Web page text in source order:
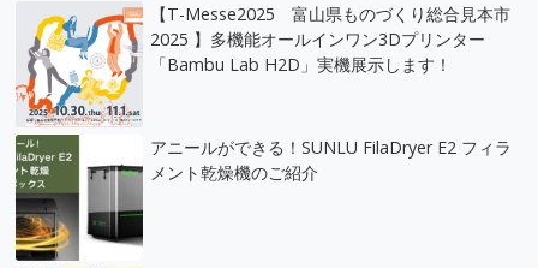
【T-Messe2025 富山県ものづくり総合見本市
2025 】多機能オールインワン3Dプリンター
「Bambu Lab H2D」実機展示します！
アニールができる！SUNLU FilaDryer E2 フィラ
メント乾燥機のご紹介